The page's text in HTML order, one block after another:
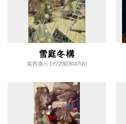
雪庭冬構
葛西康/c.1972(昭和47頃)